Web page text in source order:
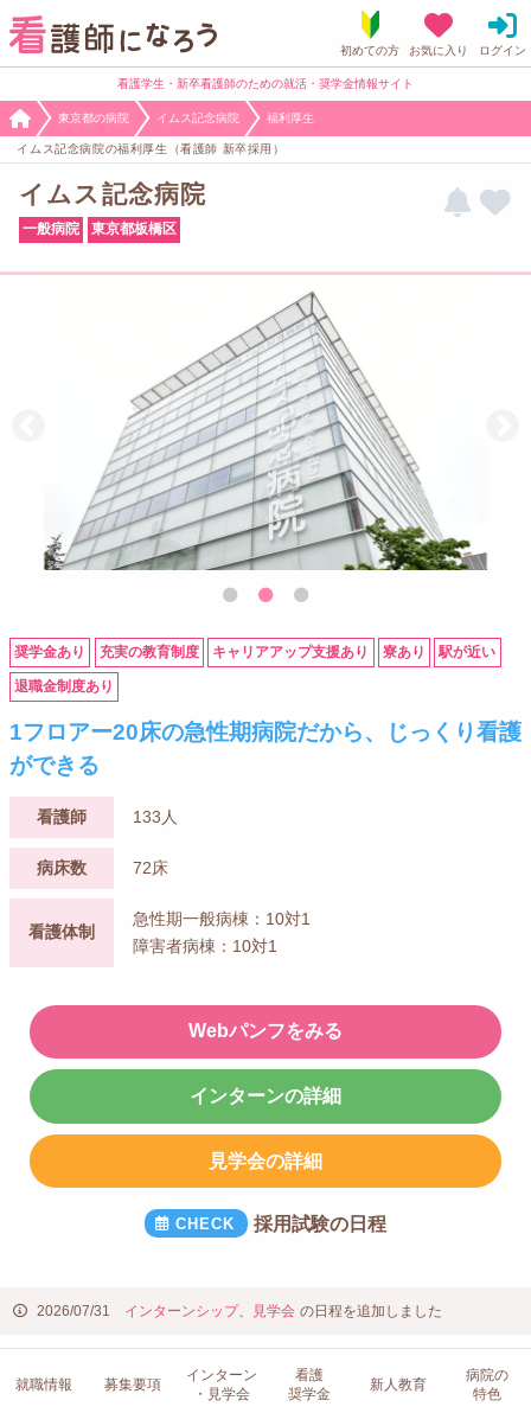
看護学生・新卒看護師のための就活・奨学金情報サイト
東京都の病院 イムス記念病院 福利厚生
イムス記念病院の福利厚生（看護師 新卒採用）
イムス記念病院
一般病院 東京都板橋区
奨学金あり 充実の教育制度 キャリアアップ支援あり 寮あり 駅が近い
退職金制度あり
1フロアー20床の急性期病院だから、じっくり看護
ができる
看護師 133人
病床数 72床
看護体制
急性期一般病棟：10対1
障害者病棟：10対1
Webパンフをみる
インターンの詳細
見学会の詳細
採用試験の日程
2026/07/31 インターンシップ、 見学会 の日程を追加しました
就職情報 募集要項
インターン
・見学会
看護
奨学金
新人教育
病院の
特色